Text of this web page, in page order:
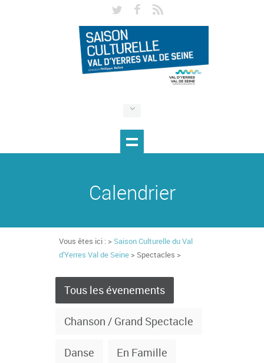
Calendrier
Vous êtes ici : > Saison Culturelle du Val
d'Yerres Val de Seine > Spectacles >
Tous les évenements
Chanson / Grand Spectacle
Danse En Famille